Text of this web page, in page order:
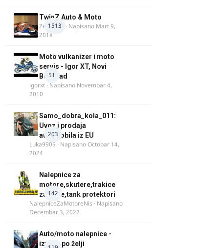
1513
TwinZ Auto & Moto
Zeljkamp · Napisano Mart 9,
2018
51
Moto vulkanizer i moto
servis - Igor XT, Novi
Beograd
igorxt · Napisano Novembar 4,
2010
203
Samo_dobra_kola_011:
Uvoz i prodaja
automobila iz EU
Luka9905 · NapisanoOctobar 14,
2024
142
Nalepnice za
motore,skutere,trakice
za felne,tank protektori
NalepniceZaMotoreNis · Napisano
Decembar 3, 2022
Auto/moto nalepnice -
izrada po želji